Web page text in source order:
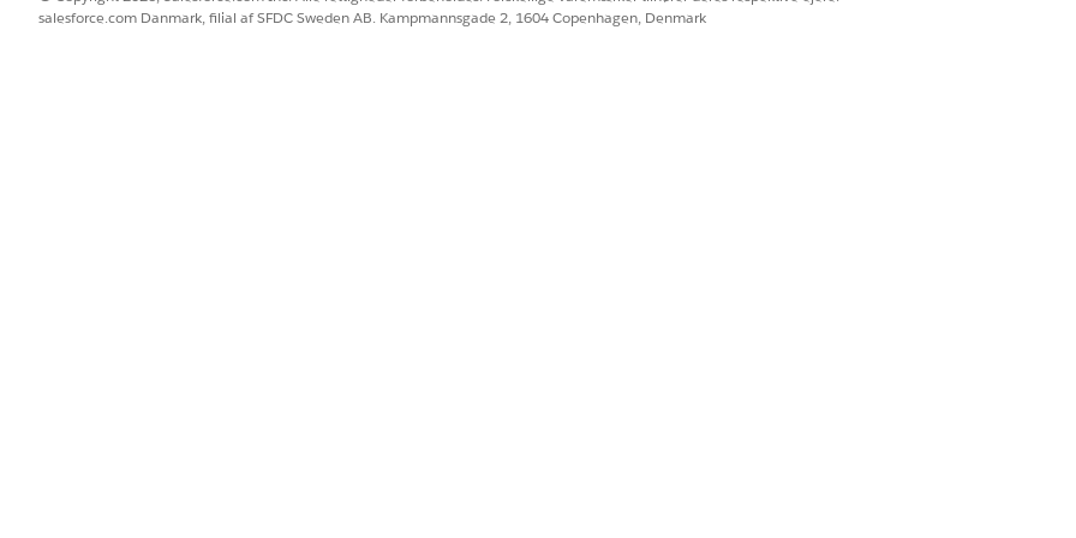
salesforce.com Danmark, filial af SFDC Sweden AB. Kampmannsgade 2, 1604 Copenhagen, Denmark